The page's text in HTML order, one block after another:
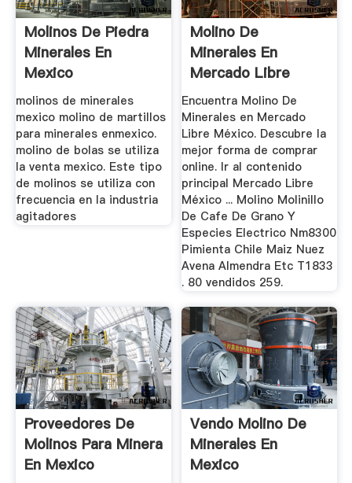
Molinos De Piedra
Minerales En
Mexico
molinos de minerales
mexico molino de martillos
para minerales enmexico.
molino de bolas se utiliza
la venta mexico. Este tipo
de molinos se utiliza con
frecuencia en la industria
agitadores
Molino De
Minerales En
Mercado Libre
México
Encuentra Molino De
Minerales en Mercado
Libre México. Descubre la
mejor forma de comprar
online. Ir al contenido
principal Mercado Libre
México ... Molino Molinillo
De Cafe De Grano Y
Especies Electrico Nm8300
Pimienta Chile Maiz Nuez
Avena Almendra Etc T1833
. 80 vendidos 259.
Proveedores De
Molinos Para Minera
En Mexico
Vendo Molino De
Minerales En
Mexico